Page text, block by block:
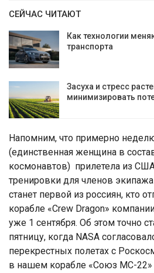
СЕЙЧАС ЧИТАЮТ
Как технологии
транспорта
Засуха и стресс
минимизировать
Напомним, что примерно
(единственная женщина в
космонавтов) прилетела из
тренировки для членов
станет первой из россиян, кто
корабле «Crew Dragon»
уже 1 сентября. Об этом точно
пятницу, когда NASA
перекрестных полетах с
в нашем корабле «Союз МС-22»